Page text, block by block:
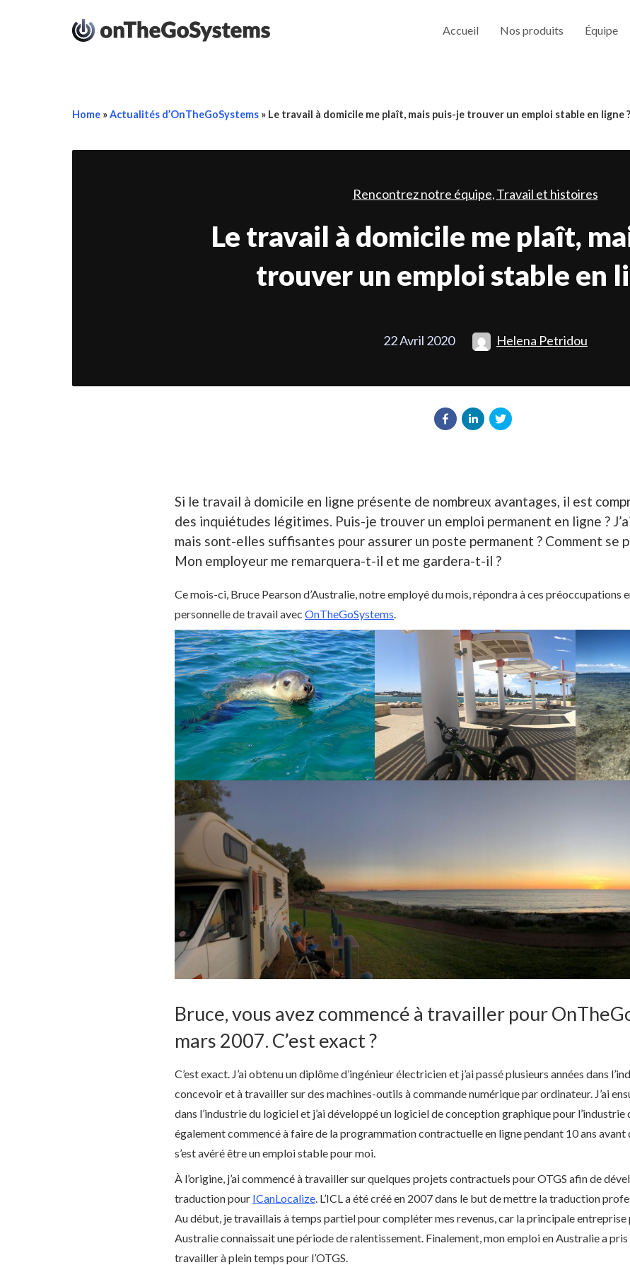
Accueil Nos produits Équipe
Home »Actualités d’OnTheGoSystems » Le travail à domicile me plaît, mais puis-je trouver un emploi stable en ligne ?
Rencontrez notre équipe, Travail et histoires
Le travail à domicile me plaît,
trouver un emploi stable en
22 Avril 2020 Helena Petridou
Si le travail à domicile en ligne présente de nombreux avantages, il est
des inquiétudes légitimes. Puis-je trouver un emploi permanent en ligne ?
mais sont-elles suffisantes pour assurer un poste permanent ? Comment se
Mon employeur me remarquera-t-il et me gardera-t-il ?
Ce mois-ci, Bruce Pearson d’Australie, notre employé du mois, répondra à ces préoccupations
personnelle de travail avec OnTheGoSystems.
Bruce, vous avez commencé à travailler pour
mars 2007. C’est exact ?
C’est exact. J’ai obtenu un diplôme d’ingénieur électricien et j’ai passé plusieurs années dans
concevoir et à travailler sur des machines-outils à commande numérique par ordinateur. J’ai
dans l’industrie du logiciel et j’ai développé un logiciel de conception graphique pour l’industrie
également commencé à faire de la programmation contractuelle en ligne pendant 10 ans avant
s’est avéré être un emploi stable pour moi.
À l’origine, j’ai commencé à travailler sur quelques projets contractuels pour OTGS afin de
traduction pour ICanLocalize. L’ICL a été créé en 2007 dans le but de mettre la traduction
Au début, je travaillais à temps partiel pour compléter mes revenus, car la principale
Australie connaissait une période de ralentissement. Finalement, mon emploi en Australie a pris
travailler à plein temps pour l’OTGS.